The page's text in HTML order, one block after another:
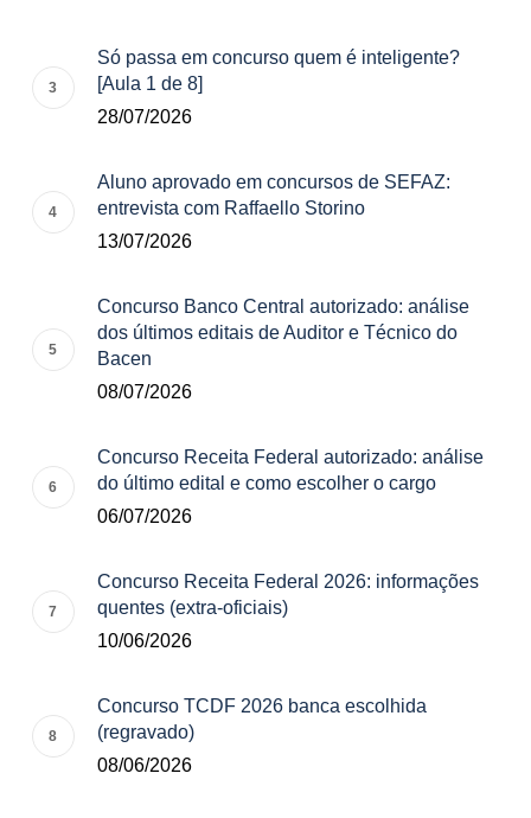
Só passa em concurso quem é inteligente?
[Aula 1 de 8]
28/07/2026
Aluno aprovado em concursos de SEFAZ:
entrevista com Raffaello Storino
13/07/2026
Concurso Banco Central autorizado: análise
dos últimos editais de Auditor e Técnico do
Bacen
08/07/2026
Concurso Receita Federal autorizado: análise
do último edital e como escolher o cargo
06/07/2026
Concurso Receita Federal 2026: informações
quentes (extra-oficiais)
10/06/2026
Concurso TCDF 2026 banca escolhida
(regravado)
08/06/2026